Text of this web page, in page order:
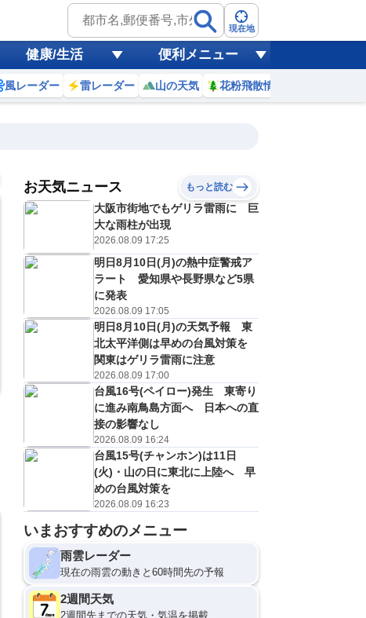
現在地
健康/生活 便利メニュー
風レーダー 雷レーダー 山の天気 花粉飛散情報
10
ミリ
℃
m/s
11
0 ミリ
26
8 m/s
12
0ミリ
8 m/s
0ミリ
8m/s
0ミリ
8
21 0
お天気ニュース もっと読む
大阪市街地でもゲリラ雷雨に 巨
大な雨柱が出現
2026.08.09 17:25
明日8月10日(月)の熱中症警戒ア
ラート 愛知県や長野県など5県
に発表
2026.08.09 17:05
明日8月10日(月)の天気予報 東
北太平洋側は早めの台風対策を
関東はゲリラ雷雨に注意
2026.08.09 17:00
台風16号(ペイロー)発生 東寄り
に進み南鳥島方面へ 日本への直
接の影響なし
2026.08.09 16:24
台風15号(チャンホン)は11日
(火)・山の日に東北に上陸へ 早
めの台風対策を
2026.08.09 16:23
いまおすすめのメニュー
雨雲レーダー
現在の雨雲の動きと60時間先の予報
2週間天気
2週間先までの天気・気温を掲載